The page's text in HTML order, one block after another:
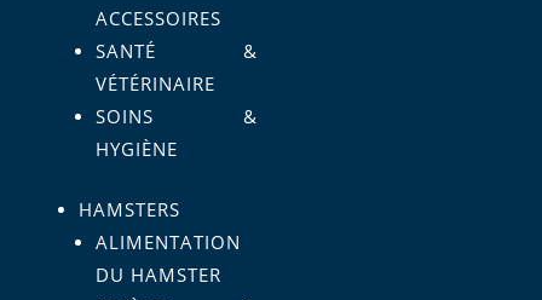
ACCESSOIRES
SANTÉ &
VÉTÉRINAIRE
SOINS &
HYGIÈNE
HAMSTERS
ALIMENTATION
DU HAMSTER